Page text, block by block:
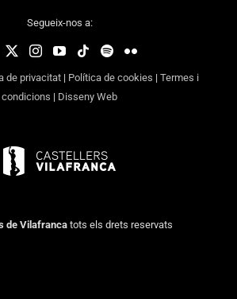
Segueix-nos a:
de privacitat| Política de cookies | Termes i
condicions | Disseny Web
de Vilafrancatots els drets reservats